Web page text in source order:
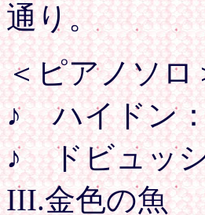
通り。
＜ピアノソロ
♪ ハイドン
♪ ドビュッ
III.金色の魚